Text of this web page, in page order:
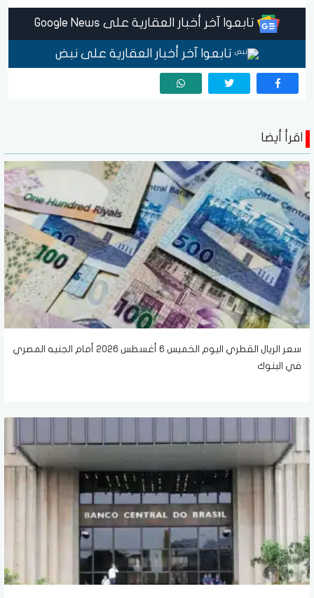
تابعوا آخر أخبار العقارية على Google News
تابعوا آخر أخبار العقارية على نبض
اقرأ أيضا
سعر الريال القطري اليوم الخميس 6 أغسطس 2026 أمام الجنيه المصري
في البنوك